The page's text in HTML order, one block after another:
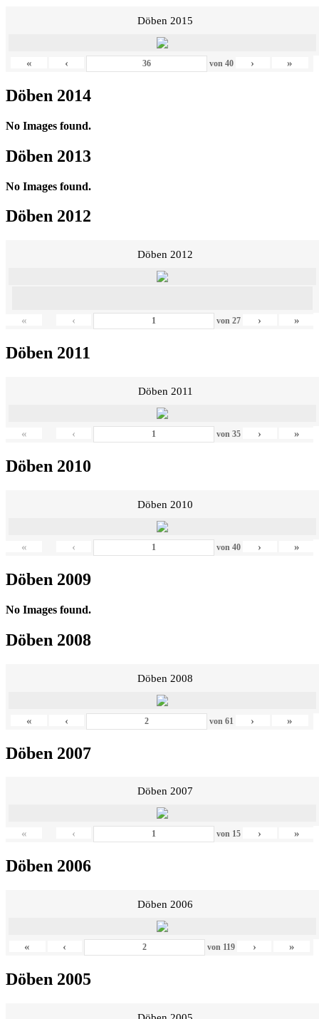
Döben 2015
« ‹ von 40 › »
Döben 2014
No Images found.
Döben 2013
No Images found.
Döben 2012
Döben 2012
« ‹ von 27 › »
Döben 2011
Döben 2011
« ‹ von 35 › »
Döben 2010
Döben 2010
« ‹ von 40 › »
Döben 2009
No Images found.
Döben 2008
Döben 2008
« ‹ von 61 › »
Döben 2007
Döben 2007
« ‹ von 15 › »
Döben 2006
Döben 2006
« ‹ von 119 › »
Döben 2005